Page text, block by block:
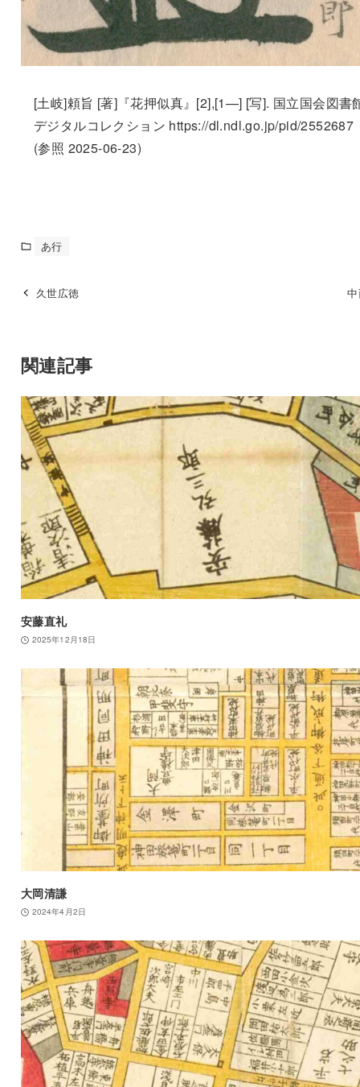
[土岐]頼旨 [著]『花押似真』[2],[1—] [写]. 国立国会図書
デジタルコレクション https://dl.ndl.go.jp/pid/2552687
(参照 2025-06-23)
あ行
久世広徳
関連記事
安藤直礼
2025年12月18日
大岡清謙
2024年4月2日